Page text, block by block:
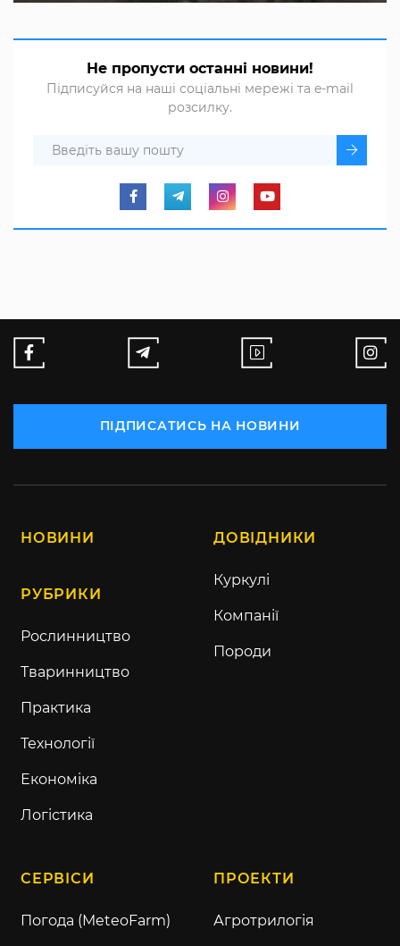
Не пропусти останні новини!
Підписуйся на наші соціальні мережі та e-mail
розсилку.
ПІДПИСАТИСЬ НА НОВИНИ
НОВИНИ
РУБРИКИ
Рослинництво
Тваринництво
Практика
Технології
Економіка
Логістика
ДОВІДНИКИ
Куркулі
Компанії
Породи
СЕРВІСИ
Погода (MeteoFarm)
ПРОЕКТИ
Агротрилогія